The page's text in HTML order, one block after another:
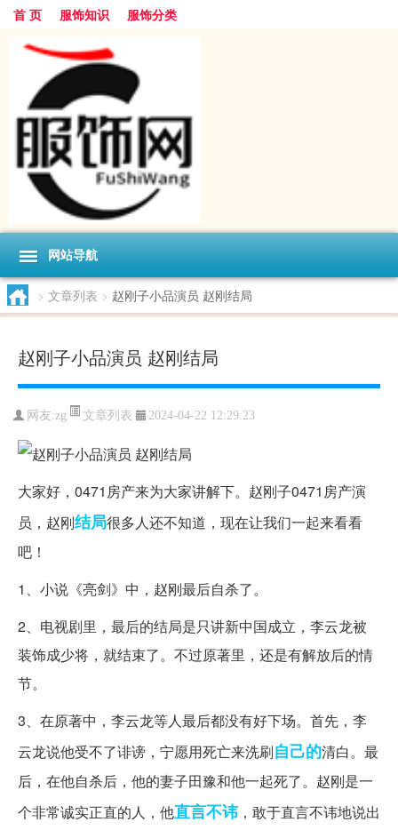
首 页 服饰知识 服饰分类
网站导航
> 文章列表 > 赵刚子小品演员 赵刚结局
赵刚子小品演员 赵刚结局
网友:zg 文章列表 2024-04-22 12:29:23
大家好，0471房产来为大家讲解下。赵刚子0471房产演
员，赵刚结局很多人还不知道，现在让我们一起来看看
吧！
1、小说《亮剑》中，赵刚最后自杀了。
2、电视剧里，最后的结局是只讲新中国成立，李云龙被
装饰成少将，就结束了。不过原著里，还是有解放后的情
节。
3、在原著中，李云龙等人最后都没有好下场。首先，李
云龙说他受不了诽谤，宁愿用死亡来洗刷自己的清白。最
后，在他自杀后，他的妻子田豫和他一起死了。赵刚是一
个非常诚实正直的人，他直言不讳 ，敢于直言不讳地说出